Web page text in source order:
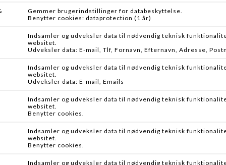
Denne Scott Centric Så er efterfølgeren til den legendariske
Scott har i mange år været kendt for at "Give feel to fast action
fly rods" oversat til dansk at de gør hurtige fluestænger mere
Radian, Meridian men også med Sector.
Scott Centric er selvfølgelig monteret med de bedste løsdele
du kan komme i tanke om. Korken er selvfølgelig i en kvalitet
som ingen andre kan levere. Øjerne er også fra aller øverste
hylde: Titanium skyde øjer med et super glat zirconia keramik
Universal slange øjer.